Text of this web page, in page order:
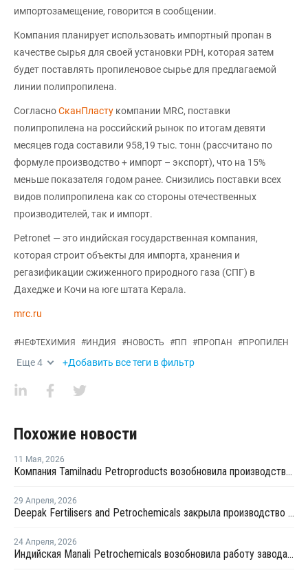
импортозамещение, говорится в сообщении.
Компания планирует использовать импортный пропан в
качестве сырья для своей установки PDH, которая затем
будет поставлять пропиленовое сырье для предлагаемой
линии полипропилена.
СогласноСканПласту компании MRC, поставки
полипропилена на российский рынок по итогам девяти
месяцев года составили 958,19 тыс. тонн (рассчитано по
формуле производство + импорт – экспорт), что на 15%
меньше показателя годом ранее. Снизились поставки всех
видов полипропилена как со стороны отечественных
производителей, так и импорт.
Petronet — это индийская государственная компания,
которая строит объекты для импорта, хранения и
регазификации сжиженного природного газа (СПГ) в
Дахедже и Кочи на юге штата Керала.
mrc.ru
#НЕФТЕХИМИЯ #ИНДИЯ #НОВОСТЬ #ПП #ПРОПАН #ПРОПИЛЕН
Еще4 +Добавить все теги в фильтр
Похожие новости
11 Мая, 2026
Компания Tamilnadu Petroproducts возобновила производство окиси пропилена
29 Апреля, 2026
Deepak Fertilisers and Petrochemicals закрыла производство изопропилового спирта из-за перебоев в поставках пропилена
24 Апреля, 2026
Индийская Manali Petrochemicals возобновила работу завода №1 после выделения правительством пропилена для фармпромышленности